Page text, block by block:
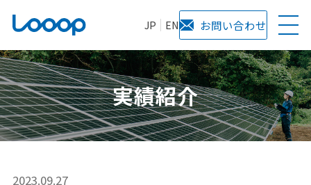
JP EN お問い合わせ
実績紹介
2023.09.27